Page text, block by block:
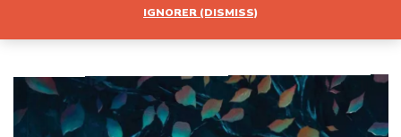
IGNORER (DISMISS)